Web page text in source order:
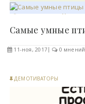
11-ноя, 2017 0 мнений
ДЕМОТИВАТОРЫ